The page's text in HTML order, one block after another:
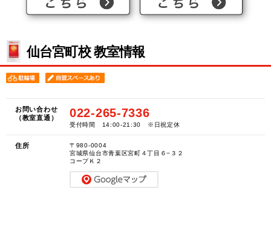
仙台宮町校 教室情報
お問い合わせ
（教室直通）
022-265-7336
受付時間 14:00-21:30 ※日祝定休
住所
〒980-0004
宮城県仙台市青葉区宮町４丁目６−３２
コープＫ２